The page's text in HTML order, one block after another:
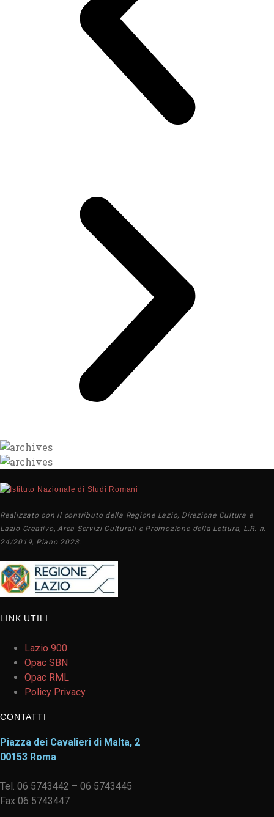
Realizzato con il contributo della Regione Lazio, Direzione Cultura e
Lazio Creativo, Area Servizi Culturali e Promozione della Lettura, L.R. n.
24/2019, Piano 2023.
LINK UTILI
Lazio 900
Opac SBN
Opac RML
Policy Privacy
CONTATTI
Piazza dei Cavalieri di Malta, 2
00153 Roma
Tel. 06 5743442 – 06 5743445
Fax 06 5743447